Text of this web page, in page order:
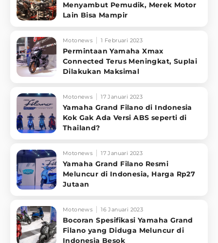
Menyambut Pemudik, Merek Motor
Lain Bisa Mampir
Motonews 1 Februari 2023
Permintaan Yamaha Xmax
Connected Terus Meningkat, Suplai
Dilakukan Maksimal
Motonews 17 Januari 2023
Yamaha Grand Filano di Indonesia
Kok Gak Ada Versi ABS seperti di
Thailand?
Motonews 17 Januari 2023
Yamaha Grand Filano Resmi
Meluncur di Indonesia, Harga Rp27
Jutaan
Motonews 16 Januari 2023
Bocoran Spesifikasi Yamaha Grand
Filano yang Diduga Meluncur di
Indonesia Besok